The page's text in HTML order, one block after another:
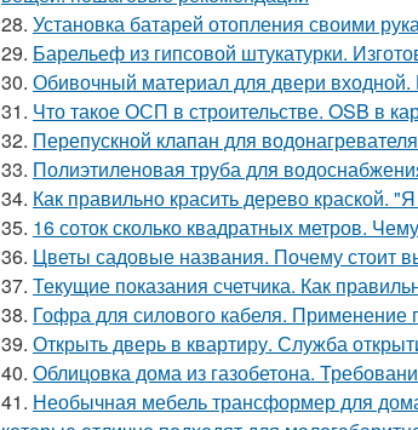
28. Установка батарей отопления своими
29. Барельеф из гипсовой штукатурки.
30. Обивочный материал для двери
31. Что такое ОСП в строительстве. OSB в
32. Перепускной клапан для
33. Полиэтиленовая труба для
34. Как правильно красить дерево краской.
35. 16 соток сколько квадратных метров.
36. Цветы садовые названия. Почему стоит
37. Текущие показания счетчика. Как
38. Гофра для силового кабеля. Применение
39. Открыть дверь в квартиру. Служба
40. Облицовка дома из газобетона.
41. Необычная мебель трансформер для